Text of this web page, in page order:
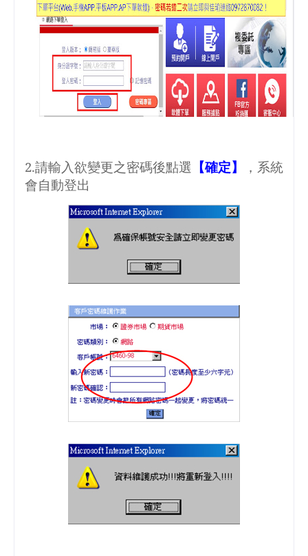
2.請輸入欲變更之密碼後點選 【確定】
，系統
會自動登出